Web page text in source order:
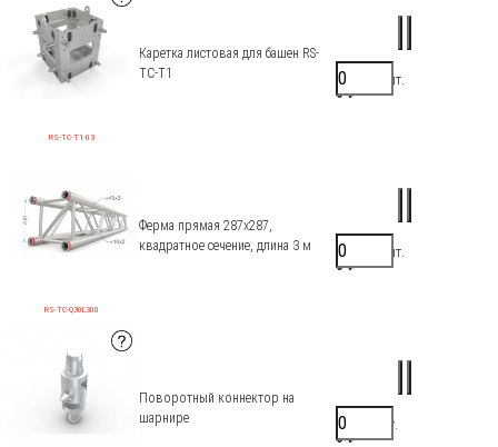
RS-TC-T1-03
Каретка листовая для башен RS-
TC-T1
96000 ₽/шт.
0 ₽
RS-TC-Q30L300
Ферма прямая 287х287,
квадратное сечение, длина 3 м
39000 ₽/шт.
0 ₽
Поворотный коннектор на
шарнире
6050 ₽/шт.
0 ₽